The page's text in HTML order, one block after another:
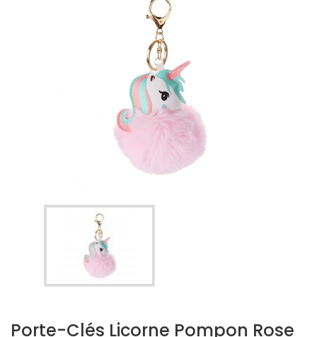
Porte-Clés Licorne Pompon Rose